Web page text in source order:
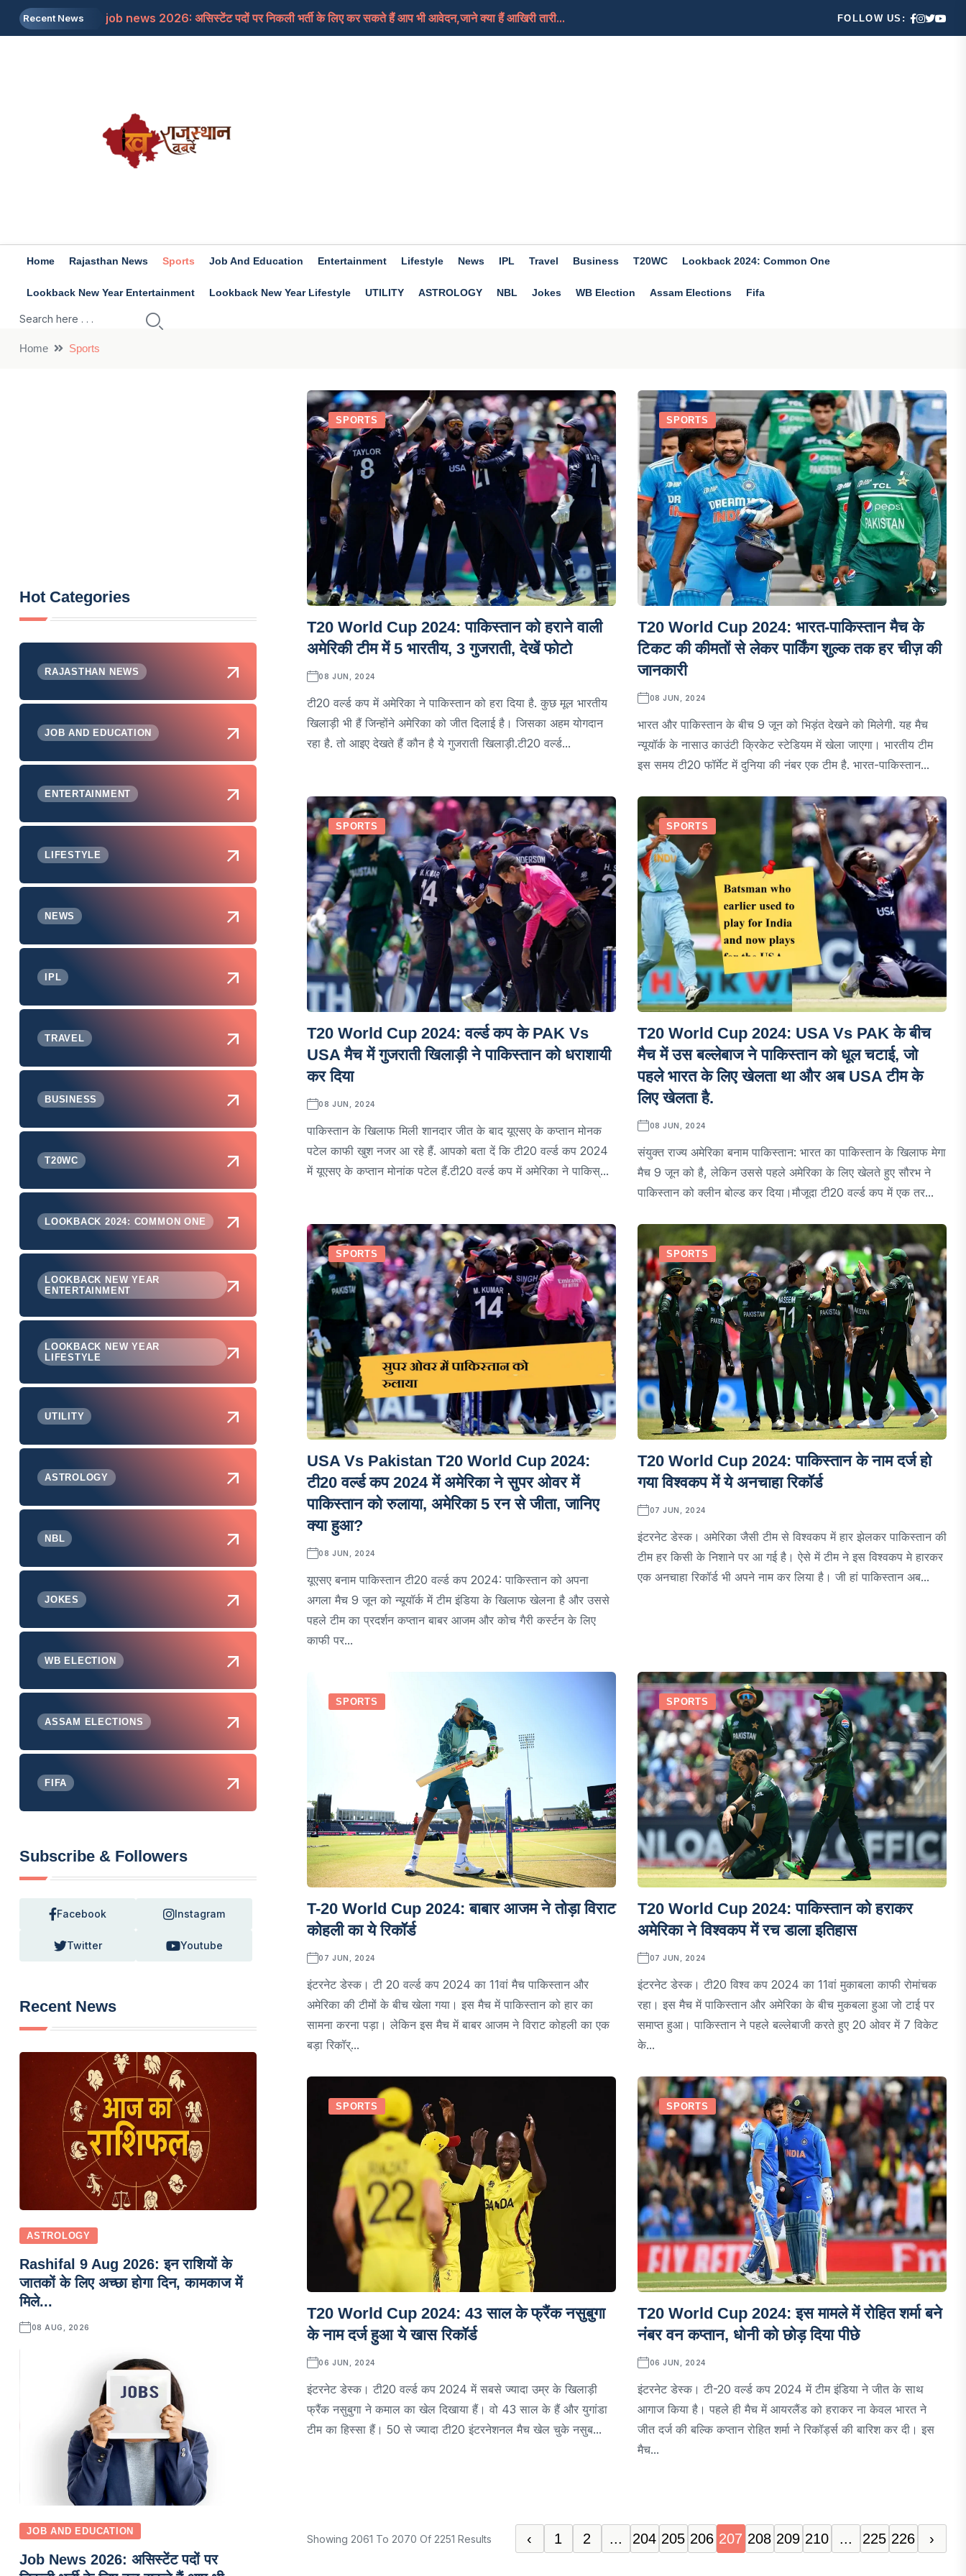
Recent News
job news 2026: असिस्टेंट पदों पर निकली भर्ती के लिए कर सकते हैं आप भी आवेदन,जाने क्या हैं आखिरी तारी...
Rashifal 9 aug 2026: इन राशियों के जातकों के लिए अच्छा होगा दिन, कामकाज में मिलेगी सफलता, जाने क्या...
FOLLOW US:
Home Rajasthan News Sports Job And Education Entertainment Lifestyle News IPL Travel Business T20WC Lookback 2024: Common One
Lookback New Year Entertainment Lookback New Year Lifestyle UTILITY ASTROLOGY NBL Jokes WB Election Assam Elections Fifa
Home Sports
SPORTS
T20 World Cup 2024: पाकिस्तान को हराने वाली
अमेरिकी टीम में 5 भारतीय, 3 गुजराती, देखें फोटो
08 JUN, 2024
टी20 वर्ल्ड कप में अमेरिका ने पाकिस्तान को हरा दिया है. कुछ मूल भारतीय
खिलाड़ी भी हैं जिन्होंने अमेरिका को जीत दिलाई है। जिसका अहम योगदान
रहा है. तो आइए देखते हैं कौन है ये गुजराती खिलाड़ी.टी20 वर्ल्ड...
SPORTS
T20 World Cup 2024: भारत-पाकिस्तान मैच के
टिकट की कीमतों से लेकर पार्किंग शुल्क तक हर चीज़ की
जानकारी
08 JUN, 2024
भारत और पाकिस्तान के बीच 9 जून को भिड़ंत देखने को मिलेगी. यह मैच
न्यूयॉर्क के नासाउ काउंटी क्रिकेट स्टेडियम में खेला जाएगा। भारतीय टीम
इस समय टी20 फॉर्मेट में दुनिया की नंबर एक टीम है. भारत-पाकिस्तान...
SPORTS
T20 World Cup 2024: वर्ल्ड कप के PAK Vs
USA मैच में गुजराती खिलाड़ी ने पाकिस्तान को धराशायी
कर दिया
08 JUN, 2024
पाकिस्तान के खिलाफ मिली शानदार जीत के बाद यूएसए के कप्तान मोनक
पटेल काफी खुश नजर आ रहे हैं. आपको बता दें कि टी20 वर्ल्ड कप 2024
में यूएसए के कप्तान मोनांक पटेल हैं.टी20 वर्ल्ड कप में अमेरिका ने पाकिस्...
SPORTS
T20 World Cup 2024: USA Vs PAK के बीच
मैच में उस बल्लेबाज ने पाकिस्तान को धूल चटाई, जो
पहले भारत के लिए खेलता था और अब USA टीम के
लिए खेलता है.
08 JUN, 2024
संयुक्त राज्य अमेरिका बनाम पाकिस्तान: भारत का पाकिस्तान के खिलाफ मेगा
मैच 9 जून को है, लेकिन उससे पहले अमेरिका के लिए खेलते हुए सौरभ ने
पाकिस्तान को क्लीन बोल्ड कर दिया।मौजूदा टी20 वर्ल्ड कप में एक तर...
SPORTS
USA Vs Pakistan T20 World Cup 2024:
टी20 वर्ल्ड कप 2024 में अमेरिका ने सुपर ओवर में
पाकिस्तान को रुलाया, अमेरिका 5 रन से जीता, जानिए
क्या हुआ?
08 JUN, 2024
यूएसए बनाम पाकिस्तान टी20 वर्ल्ड कप 2024: पाकिस्तान को अपना
अगला मैच 9 जून को न्यूयॉर्क में टीम इंडिया के खिलाफ खेलना है और उससे
पहले टीम का प्रदर्शन कप्तान बाबर आजम और कोच गैरी कर्स्टन के लिए
काफी पर...
SPORTS
T20 World Cup 2024: पाकिस्तान के नाम दर्ज हो
गया विश्वकप में ये अनचाहा रिकॉर्ड
07 JUN, 2024
इंटरनेट डेस्क। अमेरिका जैसी टीम से विश्वकप में हार झेलकर पाकिस्तान की
टीम हर किसी के निशाने पर आ गई है। ऐसे में टीम ने इस विश्वकप मे हारकर
एक अनचाहा रिकॉर्ड भी अपने नाम कर लिया है। जी हां पाकिस्तान अब...
SPORTS
T-20 World Cup 2024: बाबार आजम ने तोड़ा विराट
कोहली का ये रिकॉर्ड
07 JUN, 2024
इंटरनेट डेस्क। टी 20 वर्ल्ड कप 2024 का 11वां मैच पाकिस्तान और
अमेरिका की टीमों के बीच खेला गया। इस मैच में पाकिस्तान को हार का
सामना करना पड़ा। लेकिन इस मैच में बाबर आजम ने विराट कोहली का एक
बड़ा रिकॉर्...
SPORTS
T20 World Cup 2024: पाकिस्तान को हराकर
अमेरिका ने विश्वकप में रच डाला इतिहास
07 JUN, 2024
इंटरनेट डेस्क। टी20 विश्व कप 2024 का 11वां मुकाबला काफी रोमांचक
रहा। इस मैच में पाकिस्तान और अमेरिका के बीच मुकबला हुआ जो टाई पर
समाप्त हुआ। पाकिस्तान ने पहले बल्लेबाजी करते हुए 20 ओवर में 7 विकेट
के...
SPORTS
T20 World Cup 2024: 43 साल के फ्रैंक नसुबुगा
के नाम दर्ज हुआ ये खास रिकॉर्ड
06 JUN, 2024
इंटरनेट डेस्क। टी20 वर्ल्ड कप 2024 में सबसे ज्यादा उम्र के खिलाड़ी
फ्रैंक नसुबुगा ने कमाल का खेल दिखाया हैं। वो 43 साल के हैं और युगांडा
टीम का हिस्सा हैं। 50 से ज्यादा टी20 इंटरनेशनल मैच खेल चुके नसुब...
SPORTS
T20 World Cup 2024: इस मामले में रोहित शर्मा बने
नंबर वन कप्तान, धोनी को छोड़ दिया पीछे
06 JUN, 2024
इंटरनेट डेस्क। टी-20 वर्ल्ड कप 2024 में टीम इंडिया ने जीत के साथ
आगाज किया है। पहले ही मैच में आयरलैंड को हराकर ना केवल भारत ने
जीत दर्ज की बल्कि कप्तान रोहित शर्मा ने रिकॉर्ड्स की बारिश कर दी। इस
मैच...
Showing 2061 To 2070 Of 2251 Results ‹ 1 2 ... 204 205 206 207 208 209 210 ... 225 226 ›
Hot Categories
RAJASTHAN NEWS
JOB AND EDUCATION
ENTERTAINMENT
LIFESTYLE
NEWS
IPL
TRAVEL
BUSINESS
T20WC
LOOKBACK 2024: COMMON ONE
LOOKBACK NEW YEAR
ENTERTAINMENT
LOOKBACK NEW YEAR
LIFESTYLE
UTILITY
ASTROLOGY
NBL
JOKES
WB ELECTION
ASSAM ELECTIONS
FIFA
Subscribe & Followers
Facebook Instagram
Twitter Youtube
Recent News
ASTROLOGY
Rashifal 9 Aug 2026: इन राशियों के
जातकों के लिए अच्छा होगा दिन, कामकाज में
मिले...
08 AUG, 2026
JOB AND EDUCATION
Job News 2026: असिस्टेंट पदों पर